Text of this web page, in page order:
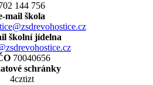
144 756
mail škola
školní jídelna
70040656
schránky
4cztizt